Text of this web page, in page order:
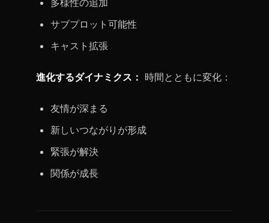
多様性の追加
サブプロット可能性
キャスト拡張
進化するダイナミクス： 時間とともに変化：
友情が深まる
新しいつながりが形成
緊張が解決
関係が成長